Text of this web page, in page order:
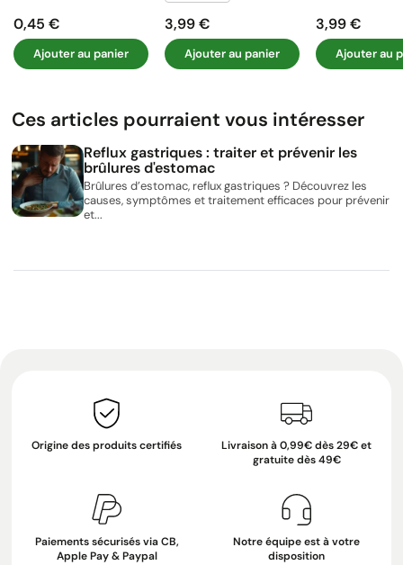
Prix
0,45 €
Ajouter au panier
Prix
3,99 €
Ajouter au panier
Prix
3,99 €
Ajouter au
Ces articles pourraient vous intéresser
Reflux gastriques : traiter et prévenir les
brûlures d'estomac
Brûlures d’estomac, reflux gastriques ? Découvrez les
causes, symptômes et traitement efficaces pour prévenir
et...
Origine des produits certifiés
Livraison à 0,99€ dès 29€ et
gratuite dès 49€
Paiements sécurisés via CB,
Apple Pay & Paypal
Notre équipe est à votre
disposition